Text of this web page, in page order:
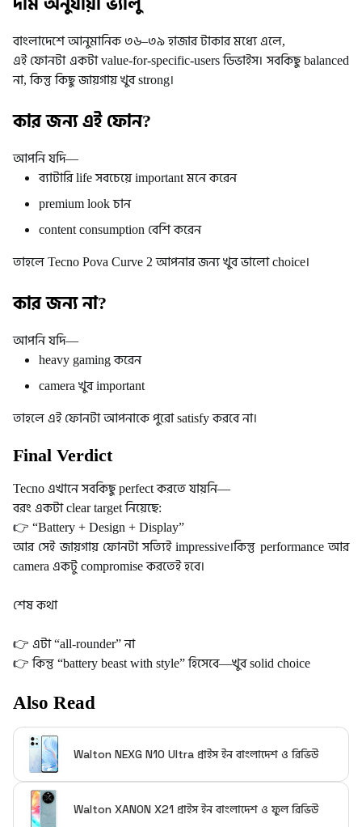
দাম অনুযায়ী ভ্যালু
বাংলাদেশে আনুমানিক ৩৬–৩৯ হাজার টাকার মধ্যে এলে,
এই ফোনটা একটা value-for-specific-users ডিভাইস।সবকিছু balanced
না, কিন্তু কিছু জায়গায় খুব strong।
কার জন্য এই ফোন?
আপনি যদি—
ব্যাটারি life সবচেয়ে important মনে করেন
premium look চান
content consumption বেশি করেন
তাহলে Tecno Pova Curve 2 আপনার জন্য খুব ভালো choice।
কার জন্য না?
আপনি যদি—
heavy gaming করেন
camera খুব important
তাহলে এই ফোনটা আপনাকে পুরো satisfy করবে না।
Final Verdict
Tecno এখানে সবকিছু perfect করতে যায়নি—
বরং একটা clear target নিয়েছে:
👉 “Battery + Design + Display”
আর সেই জায়গায় ফোনটা সত্যিই impressive।কিন্তু performance আর
camera একটু compromise করতেই হবে।
শেষ কথা
👉 এটা “all-rounder” না
👉 কিন্তু “battery beast with style” হিসেবে—খুব solid choice
Also Read
Walton NEXG N10 Ultra প্রাইস ইন বাংলাদেশ ও রিভিউ
Walton XANON X21 প্রাইস ইন বাংলাদেশ ও ফুল রিভিউ